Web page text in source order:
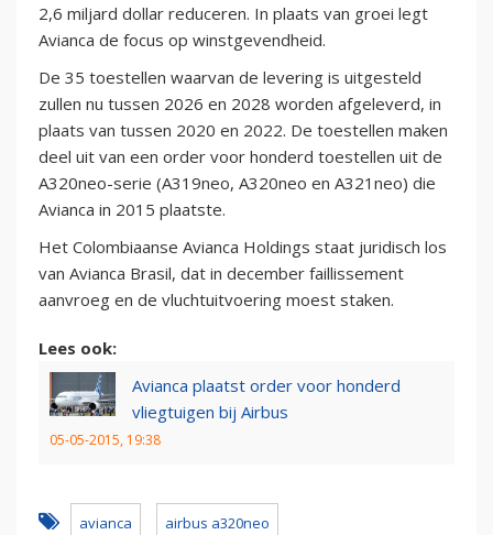
2,6 miljard dollar reduceren. In plaats van groei legt
Avianca de focus op winstgevendheid.
De 35 toestellen waarvan de levering is uitgesteld
zullen nu tussen 2026 en 2028 worden afgeleverd, in
plaats van tussen 2020 en 2022. De toestellen maken
deel uit van een order voor honderd toestellen uit de
A320neo-serie (A319neo, A320neo en A321neo) die
Avianca in 2015 plaatste.
Het Colombiaanse Avianca Holdings staat juridisch los
van Avianca Brasil, dat in december faillissement
aanvroeg en de vluchtuitvoering moest staken.
Lees ook:
Avianca plaatst order voor honderd
vliegtuigen bij Airbus
05-05-2015, 19:38
avianca airbus a320neo